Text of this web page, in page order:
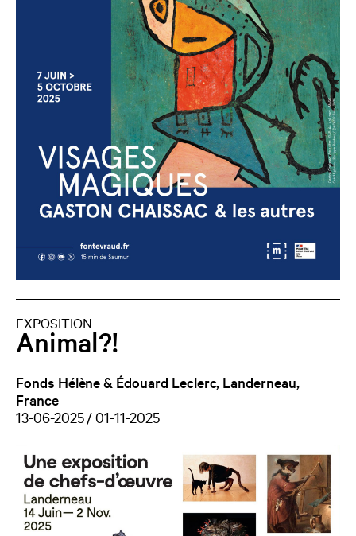
EXPOSITION
Animal?!
Fonds Hélène & Édouard Leclerc, Landerneau,
France
13-06-2025 / 01-11-2025